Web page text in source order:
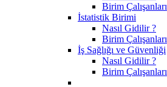
Birim Çalışanları
İstatistik Birimi
Nasıl Gidilir ?
Birim Çalışanları
İş Sağlığı ve Güvenliği
Nasıl Gidilir ?
Birim Çalışanları